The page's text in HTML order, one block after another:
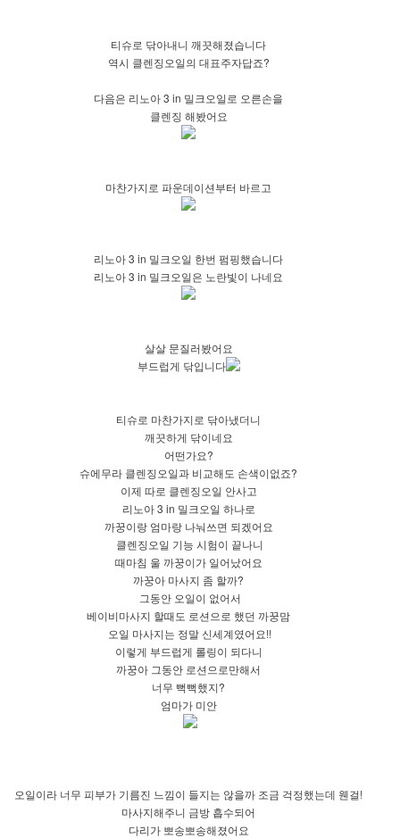
티슈로 닦아내니 깨끗해졌습니다
역시 클렌징오일의 대표주자답죠?
다음은 리노아 3 in 밀크오일로 오른손을
클렌징 해봤어요
마찬가지로 파운데이션부터 바르고
리노아 3 in 밀크오일 한번 펌핑했습니다
리노아 3 in 밀크오일은 노란빛이 나네요
살살 문질러봤어요
부드럽게 닦입니다
티슈로 마찬가지로 닦아냈더니
깨끗하게 닦이네요
어떤가요?
슈에무라 클렌징오일과 비교해도 손색이없죠?
이제 따로 클렌징오일 안사고
리노아 3 in 밀크오일 하나로
까꿍이랑 엄마랑 나눠쓰면 되겠어요
클렌징오일 기능 시험이 끝나니
때마침 울 까꿍이가 일어났어요
까꿍아 마사지 좀 할까?
그동안 오일이 없어서
베이비마사지 할때도 로션으로 했던 까꿍맘
오일 마사지는 정말 신세계였어요!!
이렇게 부드럽게 롤링이 되다니
까꿍아 그동안 로션으로만해서
너무 뻑뻑했지?
엄마가 미안
오일이라 너무 피부가 기름진 느낌이 들지는 않을까 조금 걱정했는데 웬걸!
마사지해주니 금방 흡수되어
다리가 뽀송뽀송해졌어요